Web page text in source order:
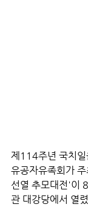
제114주년 국치일
유공자유족회가
선열 추모대전'이
관 대강당에서 열